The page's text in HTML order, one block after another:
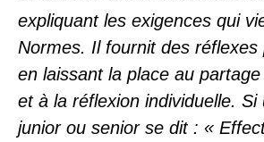
expliquant les exigences qui
Normes. Il fournit des réflexes
en laissant la place au partage
et à la réflexion individuelle. Si
junior ou senior se dit : «